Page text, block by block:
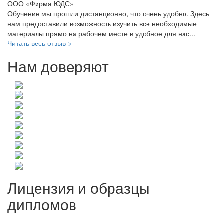
ООО «Фирма ЮДС»
Обучение мы прошли дистанционно, что очень удобно. Здесь
нам предоставили возможность изучить все необходимые
материалы прямо на рабочем месте в удобное для нас...
Читать весь отзыв >
Нам доверяют
Лицензия и образцы
дипломов